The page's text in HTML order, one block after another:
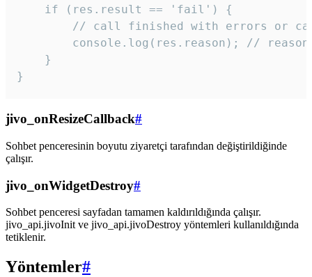
    if (res.result == 'fail') {
// call finished with errors or
console.log(res.reason); //
    }
}
jivo_onResizeCallback#
Sohbet penceresinin boyutu ziyaretçi tarafından değiştirildiğinde
çalışır.
jivo_onWidgetDestroy#
Sohbet penceresi sayfadan tamamen kaldırıldığında çalışır.
jivo_api.jivoInit ve jivo_api.jivoDestroy yöntemleri kullanıldığında
tetiklenir.
Yöntemler#